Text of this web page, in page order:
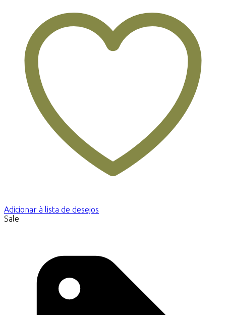
Adicionar à lista de desejos